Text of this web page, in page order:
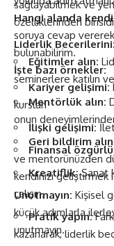
sağlayabilmek ve
özelliklerinden
Liderlik
Eğitimler alın:
seminerlere katılın
Mentörlük alın:
onun
Geri bildirim
ve mentorünüzden
kendinizi geliştirmek
çalışın.
Pratik yapın:
kazanarak, liderlik
Hangi alanda
soruya cevap
bulunabilirim.
İşte bazı örnekler:
Kariyer gelişimi:
kursları
İlişki gelişimi:
Finansal
Kreatiflik:Sanat
Unutmayın: Kişisel
küçük adımlarla
unutmayın.